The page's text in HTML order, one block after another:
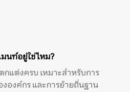
นท์อยู่ใช่ไหม?
แต่งครบ เหมาะสำหรับการ
องค์กร และการย้ายถิ่นฐาน